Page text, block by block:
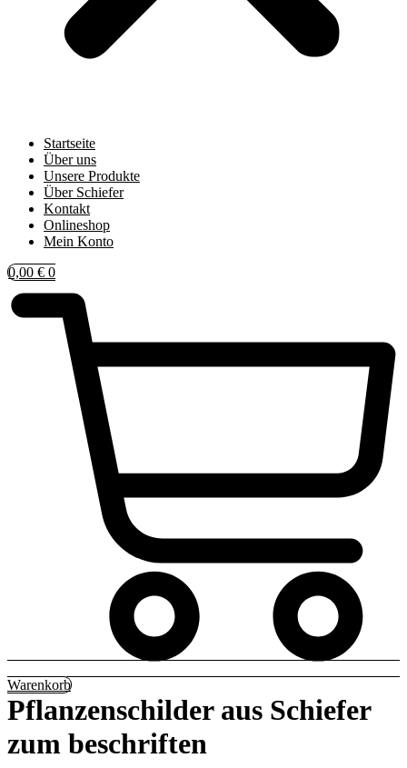
Startseite
Über uns
Unsere Produkte
Über Schiefer
Kontakt
Onlineshop
Mein Konto
0,00 € 0
Warenkorb
Pflanzenschilder aus Schiefer
zum beschriften